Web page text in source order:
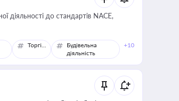
діяльності до стандартів NACE,
Торгівля
Будівельна
діяльність
+10